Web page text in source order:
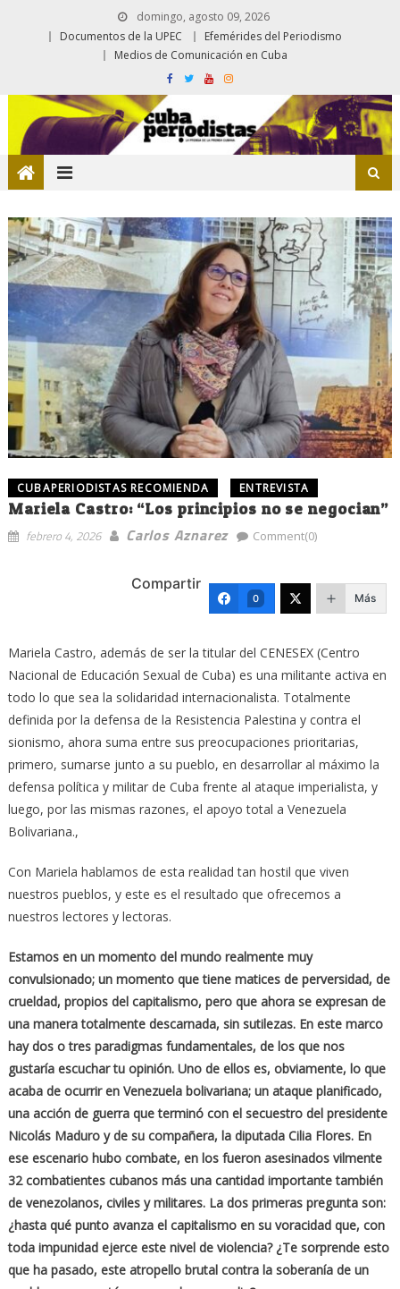
domingo, agosto 09, 2026
Documentos de la UPEC
Efemérides del Periodismo
Medios de Comunicación en Cuba
CUBAPERIODISTAS RECOMIENDA ENTREVISTA
Mariela Castro: “Los principios no se negocian”
febrero 4, 2026 Carlos Aznarez Comment(0)
Compartir
0 Más
Mariela Castro, además de ser la titular del CENESEX (Centro
Nacional de Educación Sexual de Cuba) es una militante activa en
todo lo que sea la solidaridad internacionalista. Totalmente
definida por la defensa de la Resistencia Palestina y contra el
sionismo, ahora suma entre sus preocupaciones prioritarias,
primero, sumarse junto a su pueblo, en desarrollar al máximo la
defensa política y militar de Cuba frente al ataque imperialista, y
luego, por las mismas razones, el apoyo total a Venezuela
Bolivariana.,
Con Mariela hablamos de esta realidad tan hostil que viven
nuestros pueblos, y este es el resultado que ofrecemos a
nuestros lectores y lectoras.
Estamos en un momento del mundo realmente muy
convulsionado; un momento que tiene matices de perversidad, de
crueldad, propios del capitalismo, pero que ahora se expresan de
una manera totalmente descarnada, sin sutilezas. En este marco
hay dos o tres paradigmas fundamentales, de los que nos
gustaría escuchar tu opinión. Uno de ellos es, obviamente, lo que
acaba de ocurrir en Venezuela bolivariana; un ataque planificado,
una acción de guerra que terminó con el secuestro del presidente
Nicolás Maduro y de su compañera, la diputada Cilia Flores. En
ese escenario hubo combate, en los fueron asesinados vilmente
32 combatientes cubanos más una cantidad importante también
de venezolanos, civiles y militares. La dos primeras pregunta son:
¿hasta qué punto avanza el capitalismo en su voracidad que, con
toda impunidad ejerce este nivel de violencia? ¿Te sorprende esto
que ha pasado, este atropello brutal contra la soberanía de un